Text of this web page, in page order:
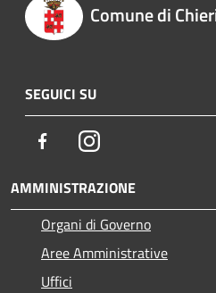
Comune di
SEGUICI SU
FacebookInstagram
AMMINISTRAZIONE
Organi di Governo
Aree Amministrative
Uffici